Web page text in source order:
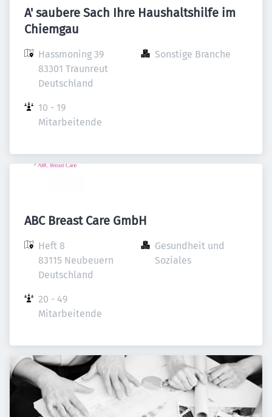
A' saubere Sach Ihre Haushaltshilfe im
Chiemgau
Hassmoning 39
83301 Traunreut
Deutschland
Sonstige Branche
10 - 19
Mitarbeitende
ABC Breast Care GmbH
Heft 8
83115 Neubeuern
Deutschland
Gesundheit und
Soziales
20 - 49
Mitarbeitende